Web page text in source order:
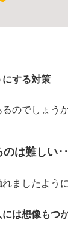
にする対策
のでしょう
は難しい･
ましたように
は想像もつ